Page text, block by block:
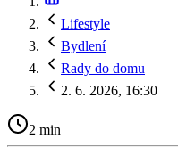
Lifestyle
Bydlení
Rady do domu
2. 6. 2026, 16:30
2 min